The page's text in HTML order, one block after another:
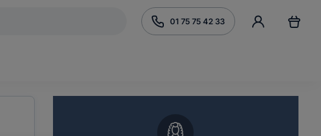
01 75 75 42 33